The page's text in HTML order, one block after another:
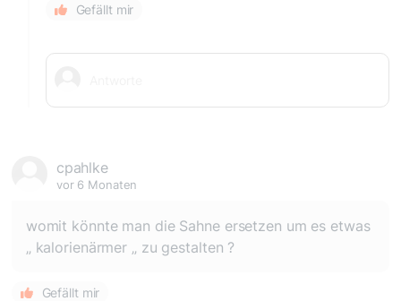
Gefällt mir
cpahlke
vor 6 Monaten
womit könnte man die Sahne ersetzen um es etwas
„ kalorienärmer „ zu gestalten ?
Gefällt mir